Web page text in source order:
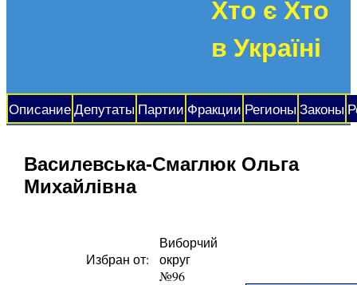
Хто є Хто
в Україні
Описание Депутаты Партии Фракции Регионы Законы
Василевська-Смаглюк Ольга
Михайлівна
Избран от:
Виборчий
округ
№96